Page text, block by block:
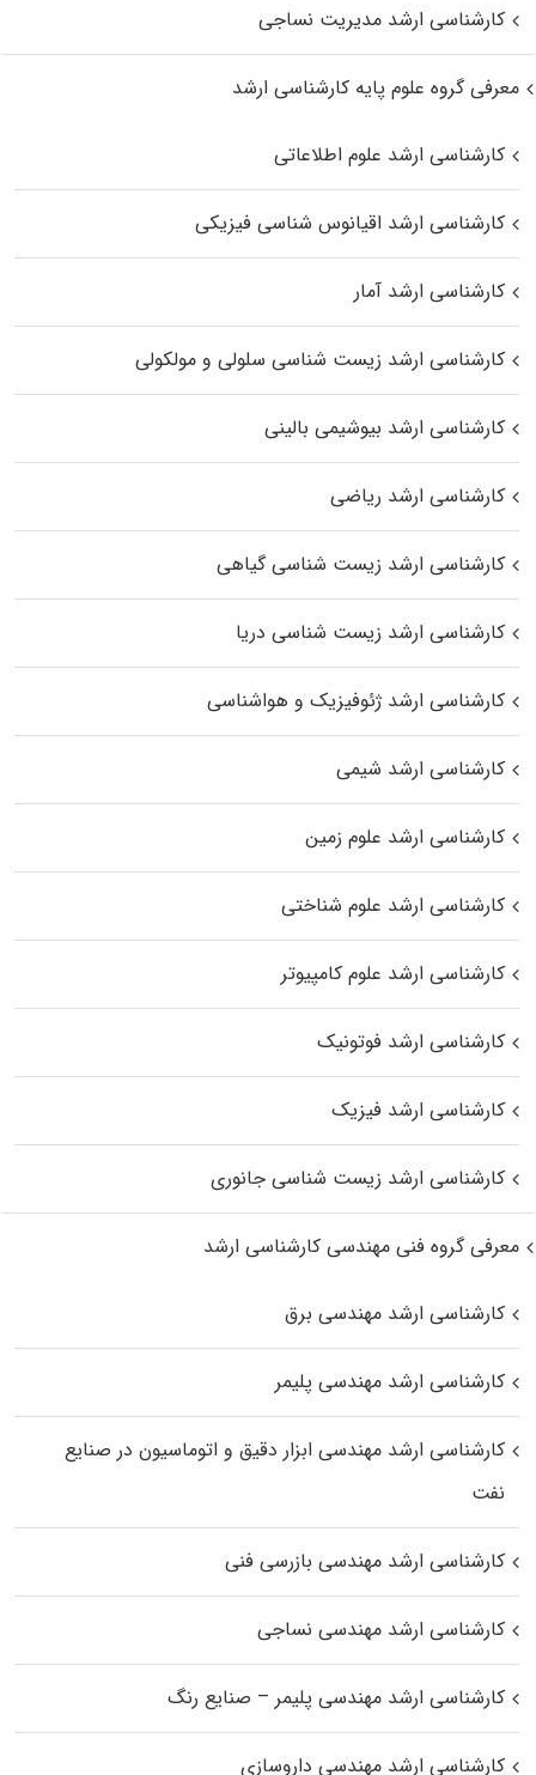
کارشناسی ارشد مدیریت نساجی
معرفی گروه علوم پایه کارشناسی ارشد
کارشناسی ارشد علوم اطلاعاتی
کارشناسی ارشد اقیانوس‌ شناسی فیزیکی
کارشناسی ارشد آمار
کارشناسی ارشد زیست شناسی سلولی و مولکولی
کارشناسی ارشد بیوشیمی بالینی
کارشناسی ارشد ریاضی
کارشناسی ارشد زیست‌ شناسی گیاهی
کارشناسی ارشد زیست‌ شناسی دریا
کارشناسی ارشد ژئوفیزیک و هواشناسی
کارشناسی ارشد شیمی
کارشناسی ارشد علوم زمین
کارشناسی ارشد علوم شناختی
کارشناسی ارشد علوم کامپیوتر
کارشناسی ارشد فوتونیک
کارشناسی ارشد فیزیک
کارشناسی ارشد زیست‌ شناسی جانوری
معرفی گروه فنی مهندسی کارشناسی ارشد
کارشناسی ارشد مهندسی برق
کارشناسی ارشد مهندسی پلیمر
کارشناسی ارشد مهندسی ابزار دقیق و اتوماسیون در صنایع
نفت
کارشناسی ارشد مهندسی بازرسی فنی
کارشناسی ارشد مهندسی نساجی
کارشناسی ارشد مهندسی پلیمر – صنایع رنگ
کارشناسی ارشد مهندسی داروسازی